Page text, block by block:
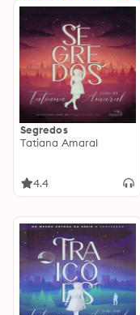
Segredos
Tatiana Amaral
4.4